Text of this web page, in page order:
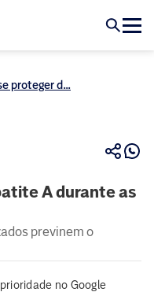
proteger d...
A durante as
previnem o
no Google